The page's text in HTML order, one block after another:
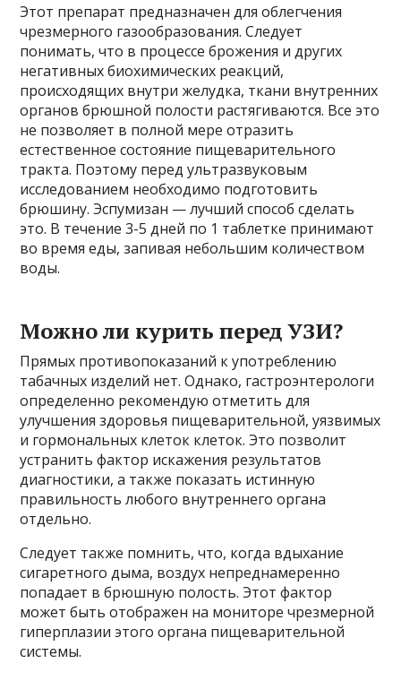
Этот препарат предназначен для облегчения
чрезмерного газообразования. Следует
понимать, что в процессе брожения и других
негативных биохимических реакций,
происходящих внутри желудка, ткани внутренних
органов брюшной полости растягиваются. Все это
не позволяет в полной мере отразить
естественное состояние пищеварительного
тракта. Поэтому перед ультразвуковым
исследованием необходимо подготовить
брюшину. Эспумизан — лучший способ сделать
это. В течение 3-5 дней по 1 таблетке принимают
во время еды, запивая небольшим количеством
воды.
Можно ли курить перед УЗИ?
Прямых противопоказаний к употреблению
табачных изделий нет. Однако, гастроэнтерологи
определенно рекомендую отметить для
улучшения здоровья пищеварительной, уязвимых
и гормональных клеток клеток. Это позволит
устранить фактор искажения результатов
диагностики, а также показать истинную
правильность любого внутреннего органа
отдельно.
Следует также помнить, что, когда вдыхание
сигаретного дыма, воздух непреднамеренно
попадает в брюшную полость. Этот фактор
может быть отображен на мониторе чрезмерной
гиперплазии этого органа пищеварительной
системы.